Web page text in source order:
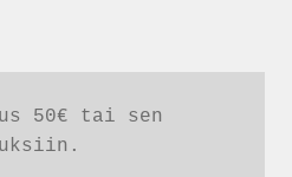
50€ tai sen